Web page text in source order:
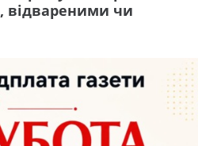
чи